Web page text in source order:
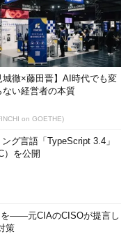
城徹×藤田晋】AI時代でも変
ない経営者の本質
on GOETHE)
グ言語「TypeScript 3.4」
）を公開
を――元CIAのCISOが提言し
策